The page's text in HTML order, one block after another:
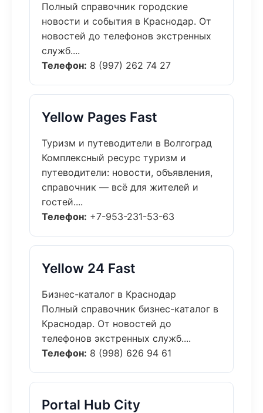
Полный справочник городские
новости и события в Краснодар. От
новостей до телефонов экстренных
служб....
Телефон: 8 (997) 262 74 27
Yellow Pages Fast
Туризм и путеводители в Волгоград
Комплексный ресурс туризм и
путеводители: новости, объявления,
справочник — всё для жителей и
гостей....
Телефон: +7-953-231-53-63
Yellow 24 Fast
Бизнес-каталог в Краснодар
Полный справочник бизнес-каталог в
Краснодар. От новостей до
телефонов экстренных служб....
Телефон: 8 (998) 626 94 61
Portal Hub City